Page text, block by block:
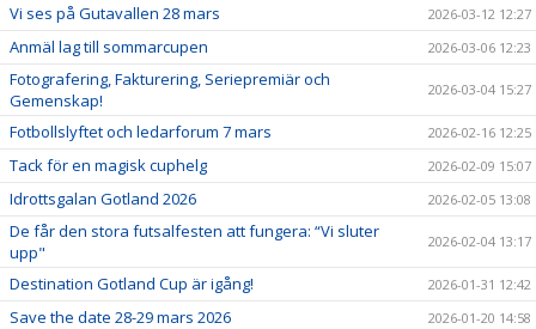
Vi ses på Gutavallen 28 mars 2026-03-12 12:27
Anmäl lag till sommarcupen 2026-03-06 12:23
Fotografering, Fakturering, Seriepremiär och
Gemenskap!
2026-03-04 15:27
Fotbollslyftet och ledarforum 7 mars 2026-02-16 12:25
Tack för en magisk cuphelg 2026-02-09 15:07
Idrottsgalan Gotland 2026 2026-02-05 13:08
De får den stora futsalfesten att fungera: “Vi sluter
upp"
2026-02-04 13:17
Destination Gotland Cup är igång! 2026-01-31 12:42
Save the date 28-29 mars 2026 2026-01-20 14:58